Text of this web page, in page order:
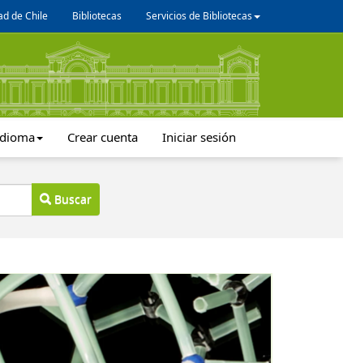
de Chile Bibliotecas Servicios de Bibliotecas
Crear cuenta Iniciar sesión
Buscar